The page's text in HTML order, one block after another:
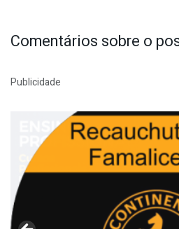
Comentários sobre o
Publicidade